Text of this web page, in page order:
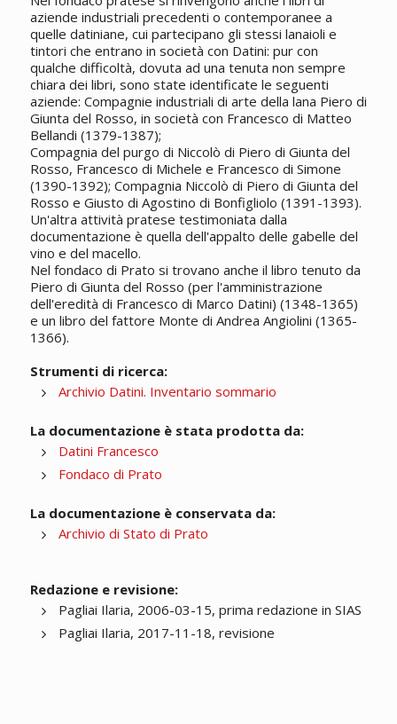
aziende industriali precedenti o contemporanee a
quelle datiniane, cui partecipano gli stessi lanaioli e
tintori che entrano in società con Datini: pur con
qualche difficoltà, dovuta ad una tenuta non sempre
chiara dei libri, sono state identificate le seguenti
aziende: Compagnie industriali di arte della lana Piero di
Giunta del Rosso, in società con Francesco di Matteo
Bellandi (1379-1387);
Compagnia del purgo di Niccolò di Piero di Giunta del
Rosso, Francesco di Michele e Francesco di Simone
(1390-1392); Compagnia Niccolò di Piero di Giunta del
Rosso e Giusto di Agostino di Bonfigliolo (1391-1393).
Un'altra attività pratese testimoniata dalla
documentazione è quella dell'appalto delle gabelle del
vino e del macello.
Nel fondaco di Prato si trovano anche il libro tenuto da
Piero di Giunta del Rosso (per l'amministrazione
dell'eredità di Francesco di Marco Datini) (1348-1365)
e un libro del fattore Monte di Andrea Angiolini (1365-
1366).
Strumenti di ricerca:
Archivio Datini. Inventario sommario
La documentazione è stata prodotta da:
Datini Francesco
Fondaco di Prato
La documentazione è conservata da:
Archivio di Stato di Prato
Redazione e revisione:
Pagliai Ilaria, 2006-03-15, prima redazione in SIAS
Pagliai Ilaria, 2017-11-18, revisione